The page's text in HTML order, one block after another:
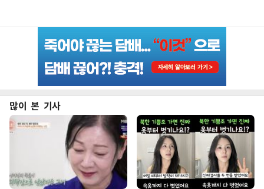
많이 본 기사